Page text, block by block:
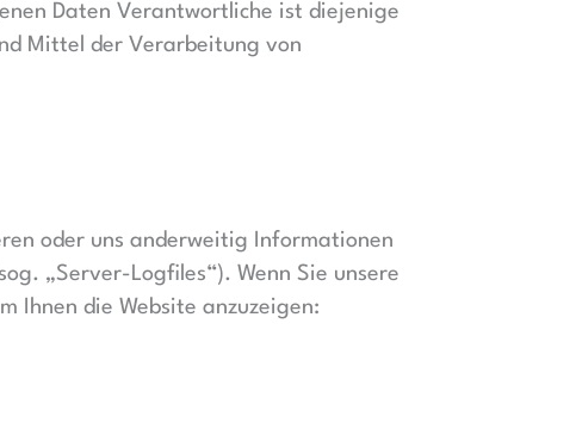
Daten Verantwortliche ist diejenige
Mittel der Verarbeitung von
oder uns anderweitig Informationen
„Server-Logfiles“). Wenn Sie unsere
Ihnen die Website anzuzeigen: